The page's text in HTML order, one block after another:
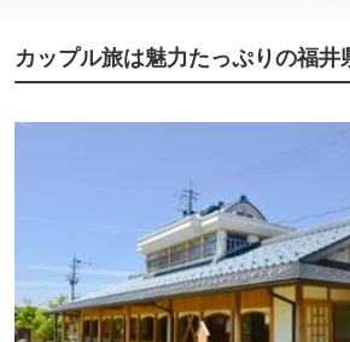
カップル旅は魅力たっぷりの福井